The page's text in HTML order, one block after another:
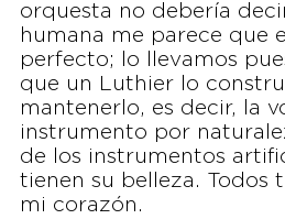
orquesta no debería
humana me parece que
perfecto; lo llevamos
que un Luthier lo
mantenerlo, es decir, la
instrumento por
de los instrumentos
tienen su belleza. Todos
mi corazón.